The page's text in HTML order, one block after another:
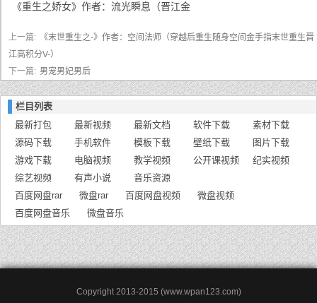
《重生之娇女》作者：流光瞬息（晋江金
上一篇:
《末世重生之-》作者：空间法师（穿越后重生随身空间金手指末世重生晋
江高积分V-）
下一篇: 男宠男妃男后
栏目列表
最新打包
最新视频 最新文档 软件下载
素材下载
源码下载
手机软件 模板下载 壁纸下载
图片下载
游戏下载
电脑视频 教学视频 公开课视频
纪实视频
综艺视频
有声小说
音乐资源
百度网盘rar
微盘rar 百度网盘视频
微盘视频
百度网盘音乐
微盘音乐
Copyright 2013-2015 (www.wpan123.com)